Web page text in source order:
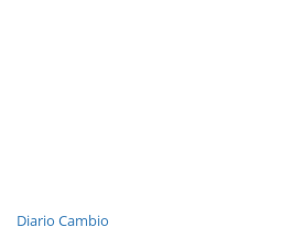
Diario Cambio